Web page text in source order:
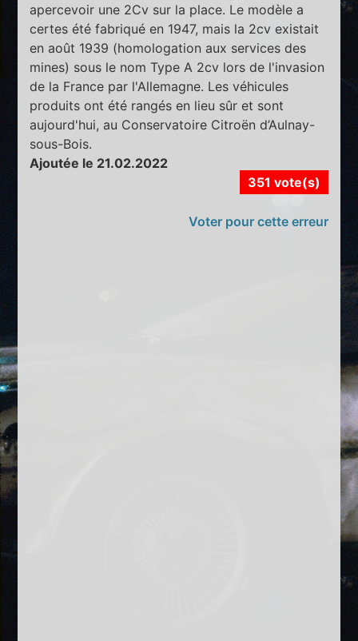
apercevoir une 2Cv sur la place. Le modèle a
certes été fabriqué en 1947, mais la 2cv existait
en août 1939 (homologation aux services des
mines) sous le nom Type A 2cv lors de l'invasion
de la France par l'Allemagne. Les véhicules
produits ont été rangés en lieu sûr et sont
aujourd'hui, au Conservatoire Citroën d’Aulnay-
sous-Bois.
Ajoutée le 21.02.2022
351 vote(s)
Voter pour cette erreur